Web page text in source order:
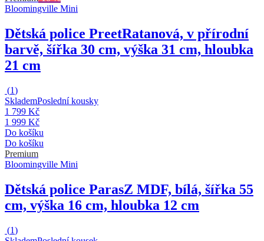
Bloomingville Mini
Dětská police PreetRatanová, v přírodní
barvě, šířka 30 cm, výška 31 cm, hloubka
21 cm
(1)
SklademPoslední kousky
1 799 Kč
1 999 Kč
Do košíku
Do košíku
Premium
Bloomingville Mini
Dětská police ParasZ MDF, bílá, šířka 55
cm, výška 16 cm, hloubka 12 cm
(1)